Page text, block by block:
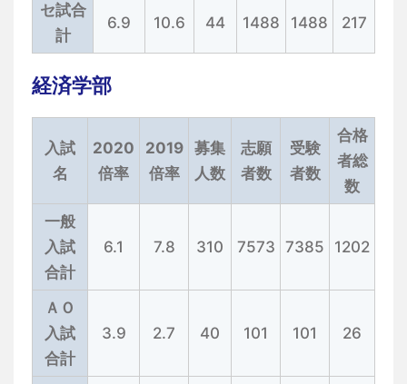
セ試合
計
6.9 10.6 44 1488 1488 217
経済学部
入試
名
2020
倍率
2019
倍率
募集
人数
志願
者数
受験
者数
合格
者総
数
一般
入試
合計
6.1 7.8 310 7573 7385 1202
ＡＯ
入試
合計
3.9 2.7 40 101 101 26